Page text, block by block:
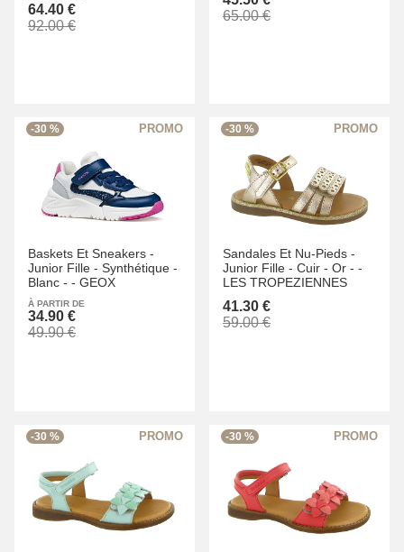
64.40 €
92.00 €
65.00 €
-30 %
Baskets Et Sneakers -
Junior Fille - Synthétique -
Blanc - - GEOX
À PARTIR DE
34.90 €
49.90 €
-30 %
Sandales Et Nu-Pieds -
Junior Fille - Cuir - Or - -
LES TROPEZIENNES
41.30 €
59.00 €
-30 % -30 %